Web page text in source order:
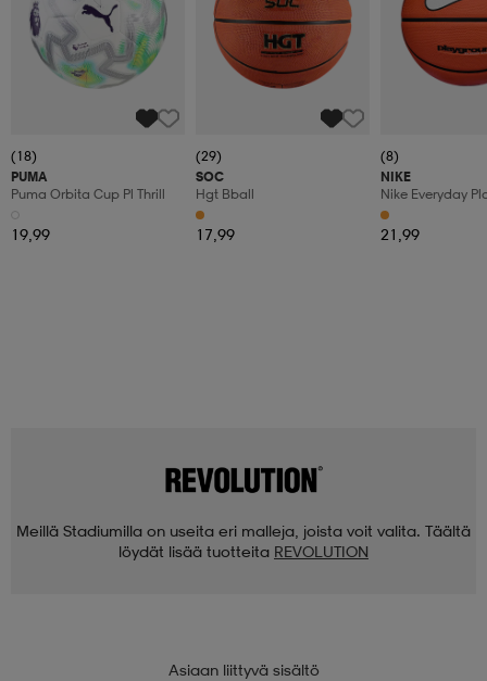
(18)
PUMA
Puma Orbita Cup Pl Thrill
19,99
(29)
SOC
Hgt Bball
17,99
(8)
NIKE
Nike Everyday
8p Deflated
21,99
Meillä Stadiumilla on useita eri malleja, joista voit valita. Täältä
löydät lisää tuotteita REVOLUTION
Asiaan liittyvä sisältö